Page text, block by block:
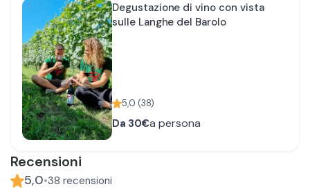
Degustazione di vino con vista
sulle Langhe del Barolo
5,0 (38)
Da 30€a persona
Recensioni
5,0•38 recensioni